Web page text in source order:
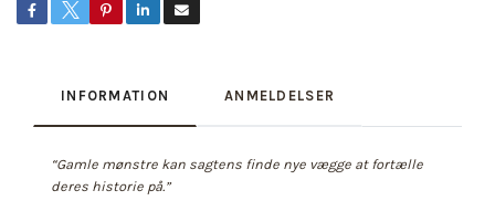
INFORMATION ANMELDELSER
“Gamle mønstre kan sagtens finde nye vægge at fortælle
deres historie på.”